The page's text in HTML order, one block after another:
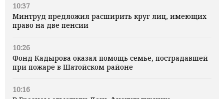
10:37
Минтруд предложил расширить круг лиц, имеющих
право на две пенсии
10:26
Фонд Кадырова оказал помощь семье, пострадавшей
при пожаре в Шатойском районе
10:16